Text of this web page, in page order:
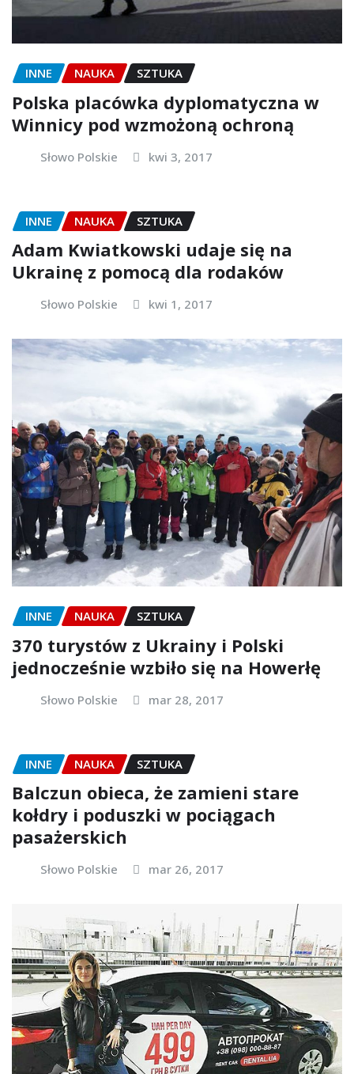
INNE NAUKA SZTUKA
Polska placówka dyplomatyczna w
Winnicy pod wzmożoną ochroną
Słowo Polskie kwi 3, 2017
INNE NAUKA SZTUKA
Adam Kwiatkowski udaje się na
Ukrainę z pomocą dla rodaków
Słowo Polskie kwi 1, 2017
INNE NAUKA SZTUKA
370 turystów z Ukrainy i Polski
jednocześnie wzbiło się na Howerłę
Słowo Polskie mar 28, 2017
INNE NAUKA SZTUKA
Balczun obieca, że zamieni stare
kołdry i poduszki w pociągach
pasażerskich
Słowo Polskie mar 26, 2017